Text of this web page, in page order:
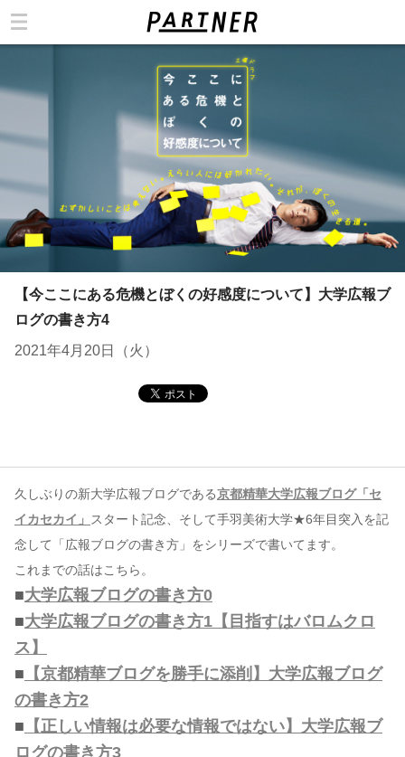
【今ここにある危機とぼくの好感度について】大学広報ブ
ログの書き方4
2021年4月20日（火）
久しぶりの新大学広報ブログである京都精華大学広報ブログ「セ
イカセカイ」 スタート記念、そして手羽美術大学★6年目突入を記
念して「広報ブログの書き方」をシリーズで書いてます。
これまでの話はこちら。
■大学広報ブログの書き方0
■大学広報ブログの書き方1【目指すはバロムクロ
ス】
■ 【京都精華ブログを勝手に添削】大学広報ブログ
の書き方2
■ 【正しい情報は必要な情報ではない】大学広報ブ
ログの書き方3
お問い合わせ